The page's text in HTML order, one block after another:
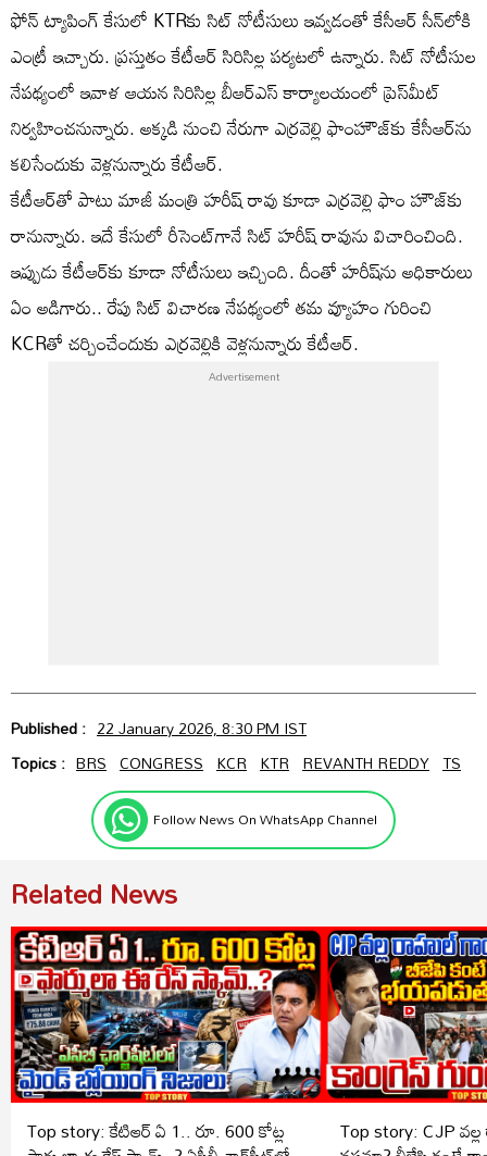
ఫోన్‌ ట్యాపింగ్‌ కేసులో KTRకు సిట్‌ నోటీసులు ఇవ్వడంతో కేసీఆర్‌ సీన్‌లోకి
ఎంట్రీ ఇచ్చారు. ప్రస్తుతం కేటీఆర్ సిరిసిల్ల పర్యటలో ఉన్నారు. సిట్‌ నోటీసుల
నేపథ్యంలో ఇవాళ ఆయన సిరిసిల్ల బీఆర్ఎస్‌ కార్యాలయంలో ప్రెస్‌మీట్‌
నిర్వహించనున్నారు. అక్కడి నుంచి నేరుగా ఎర్రవెల్లి ఫాంహౌజ్‌కు కేసీఆర్‌ను
కలిసేందుకు వెళ్లనున్నారు కేటీఆర్‌.
కేటీఆర్‌తో పాటు మాజీ మంత్రి హరీష్‌ రావు కూడా ఎర్రవెల్లి ఫాం హౌజ్‌కు
రానున్నారు. ఇదే కేసులో రీసెంట్‌గానే సిట్‌ హరీష్‌ రావును విచారించింది.
ఇప్పుడు కేటీఆర్‌కు కూడా నోటీసులు ఇచ్చింది. దీంతో హరీష్‌ను అధికారులు
ఏం అడిగారు.. రేపు సిట్‌ విచారణ నేపథ్యంలో తమ వ్యూహం గురించి
KCRతో చర్చించేందుకు ఎర్రవెల్లికి వెళ్లనున్నారు కేటీఆర్‌.
Published : 22 January 2026, 8:30 PM IST
Topics : BRS CONGRESS KCR KTR REVANTH REDDY TS
Follow News On WhatsApp Channel
Related News
Top story: కేటిఆర్ ఏ 1.. రూ. 600 కోట్ల Top story: CJP